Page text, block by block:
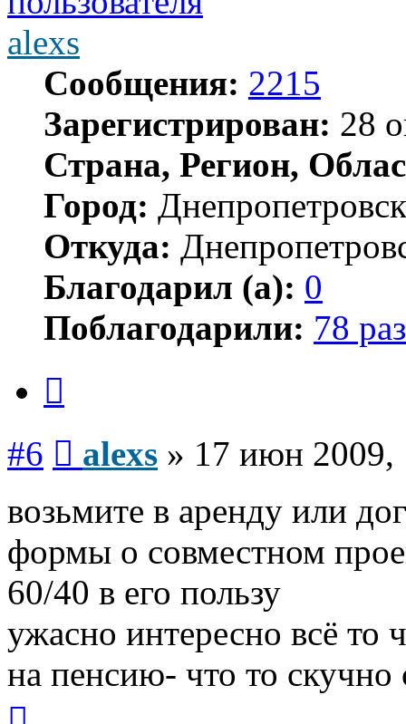
alexs
Сообщения: 2215
Зарегистрирован: 28
Страна, Регион,
Город: Днепропетровск
Откуда:
Благодарил (а): 0
Поблагодарили: 78 раз
#6 alexs » 17 июн 2009,
возьмите в аренду или
формы о совместном
60/40 в его пользу
ужасно интересно всё то
на пенсию- что то скучно